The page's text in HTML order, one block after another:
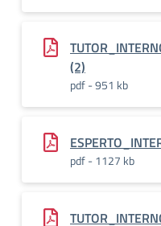
(2)
pdf - 951 kb
pdf - 1127 kb